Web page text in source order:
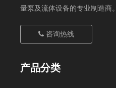
量泵及流体设备的专业制造商。
咨询热线
产品分类